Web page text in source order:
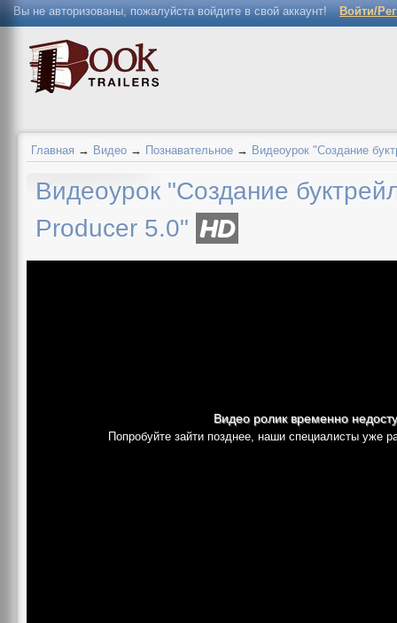
Вы не авторизованы, пожалуйста войдите в свой аккаунт! Войти/
Главная → Видео → Познавательное → Видеоурок "Создание
Видеоурок "Создание
Producer 5.0" HD
Видео ролик временно
Попробуйте зайти позднее, наши специалисты уже